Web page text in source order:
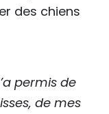
des chiens
permis de
de mes